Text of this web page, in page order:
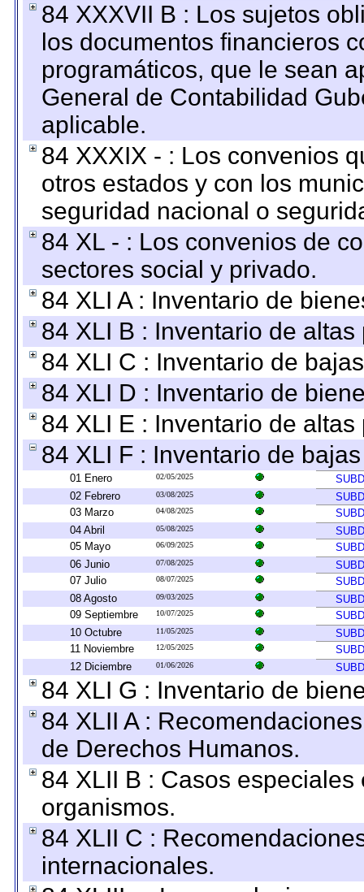
84 XXXVII B : Los sujetos
los documentos financieros
programáticos, que le sean
General de Contabilidad
aplicable.
84 XXXIX - : Los convenios
otros estados y con los
seguridad nacional o
84 XL - : Los convenios de
sectores social y privado.
84 XLI A : Inventario de
84 XLI B : Inventario de
84 XLI C : Inventario de
84 XLI D : Inventario de
84 XLI E : Inventario de
84 XLI F : Inventario de
01 Enero 02/05/2025
02 Febrero
03/08/2025
03 Marzo
04/08/2025
04 Abril
05/08/2025
05 Mayo
06/09/2025
06 Junio
07/08/2025
07 Julio
08/07/2025
08 Agosto
09/03/2025
09 Septiembre
10/07/2025
10 Octubre
11/05/2025
11 Noviembre
12/05/2025
12 Diciembre
01/06/2026
84 XLI G : Inventario de
84 XLII A :
de Derechos Humanos.
84 XLII B : Casos
organismos.
84 XLII C :
internacionales.